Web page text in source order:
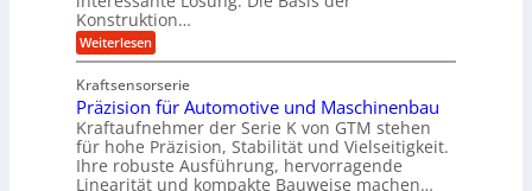
e
r
g
e
c
h
e
l
g
e
w
i
n
d
s
a
t
u
n
d
A
u
i
t
s
l
o
s
e
,
Konstruktion…
Weiterlesen:
Z
h
n
s
t
a
n
Kraftsensorserie
Präzision für Automotive und Maschinenbau
Kraftaufnehmer der Serie K von GTM stehen
für hohe Präzision, Stabilität und Vielseitigkeit.
Ihre robuste Ausführung, hervorragende
Linearität und kompakte Bauweise machen…